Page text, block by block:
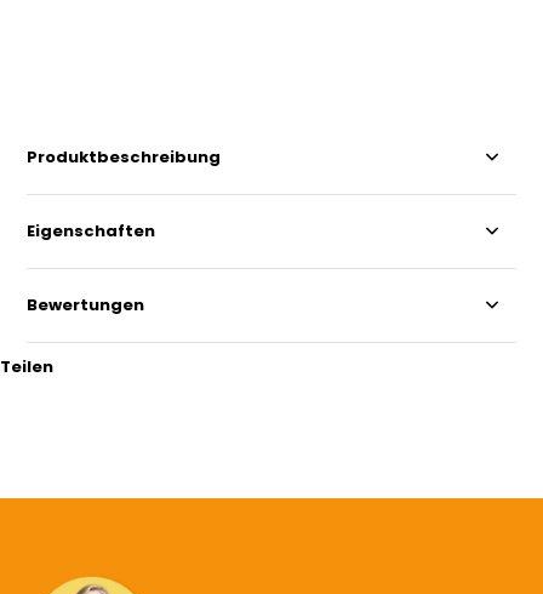
Produktbeschreibung
Eigenschaften
Bewertungen
Teilen